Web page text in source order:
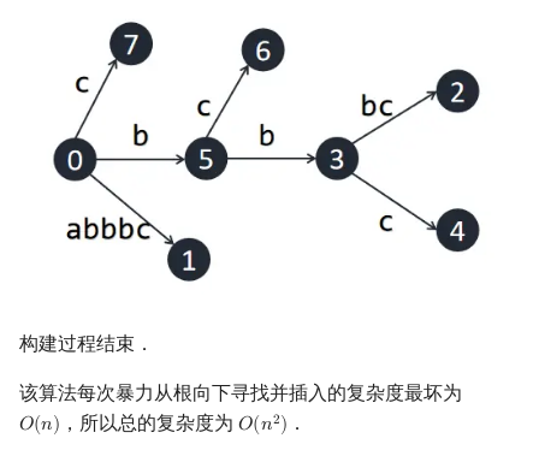
构建过程结束．
该算法每次暴力从根向下寻找并插入的复杂度最坏为
𝑂(𝑛)
O(n) ，所以总的复杂度为𝑂(𝑛2)
O(n2) ．